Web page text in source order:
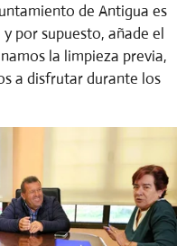
de Antigua es
por supuesto, añade el
la limpieza previa,
a disfrutar durante los